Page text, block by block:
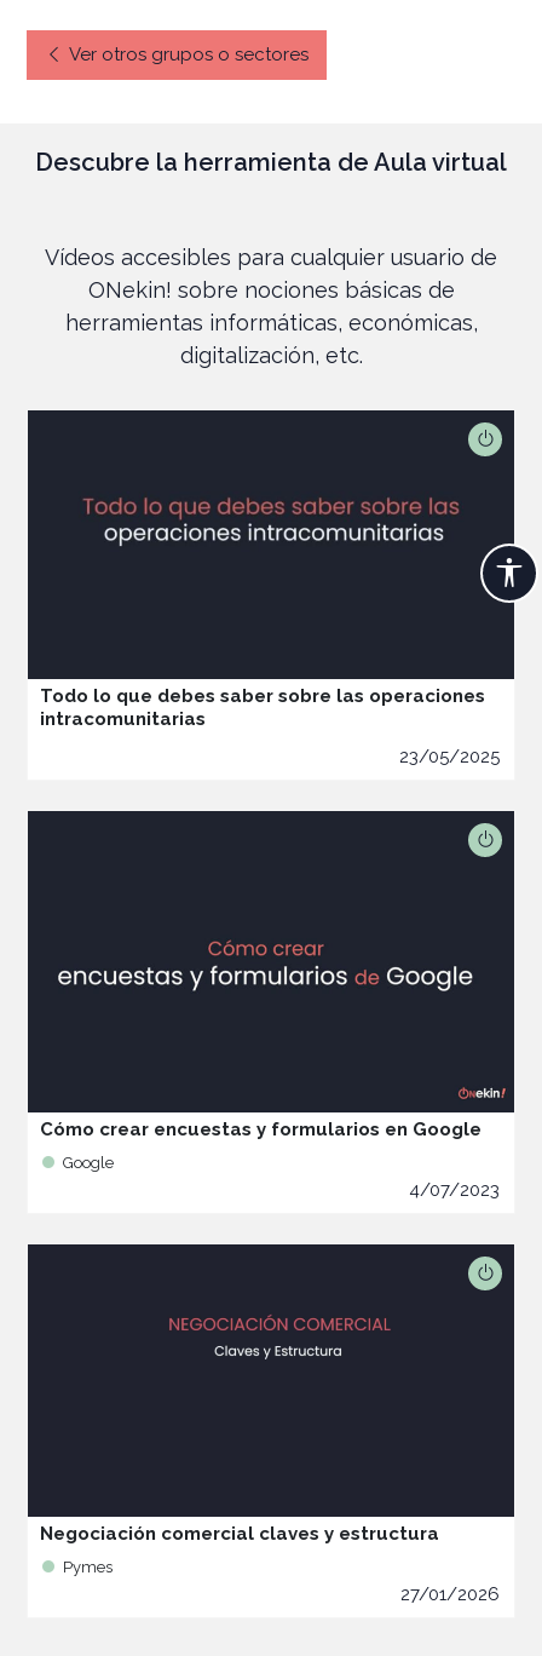
Ver otros grupos o sectores
Descubre la herramienta de Aula virtual
Vídeos accesibles para cualquier usuario de
ONekin! sobre nociones básicas de
herramientas informáticas, económicas,
digitalización, etc.
Todo lo que debes saber sobre las operaciones
intracomunitarias
23/05/2025
Cómo crear encuestas y formularios en Google
Google
4/07/2023
Negociación comercial claves y estructura
Pymes
27/01/2026